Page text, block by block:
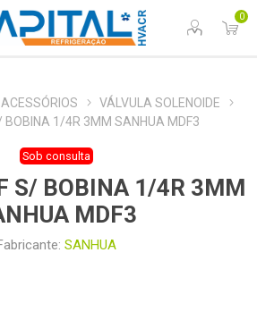
0
VÁLVULA SOLENOIDE
BOBINA 1/4R 3MM SANHUA MDF3
Sob consulta
S/ BOBINA 1/4R 3MM
MDF3
SANHUA